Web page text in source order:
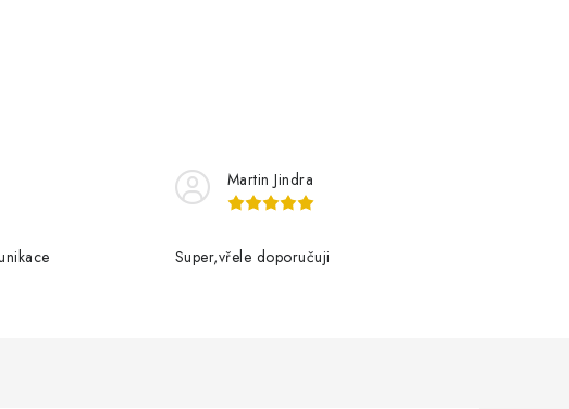
Martin Jindra
Super,vřele doporučuji